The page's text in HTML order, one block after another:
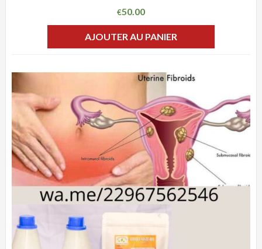
€50.00
AJOUTER AU PANIER